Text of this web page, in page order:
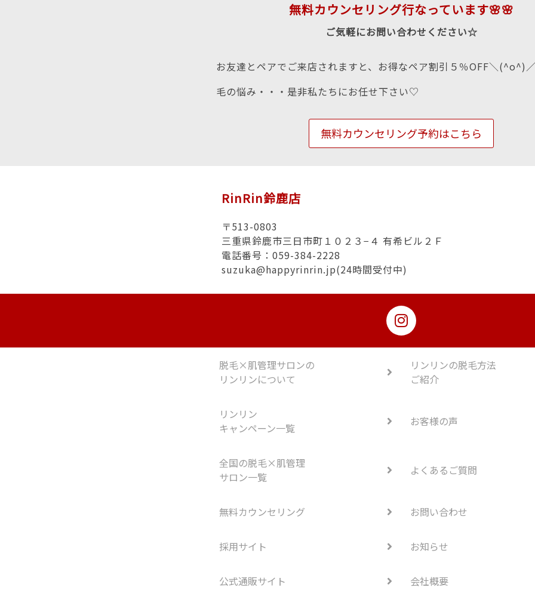
無料カウンセリング行なっています🌸🌸
ご気軽にお問い合わせください☆
お友達とペアでご来店されますと、お得なペア割引５％OFF＼(^o^)／
毛の悩み・・・是非私たちにお任せ下さい♡
無料カウンセリング予約はこちら
RinRin鈴鹿店
〒513-0803
三重県鈴鹿市三日市町１０２３−４ 有希ビル２Ｆ
電話番号：059-384-2228
suzuka@happyrinrin.jp(24時間受付中)
脱毛×肌管理サロンの
リンリンについて
リンリンの脱毛方法
ご紹介
リンリン
キャンペーン一覧
お客様の声
全国の脱毛×肌管理
サロン一覧
よくあるご質問
無料カウンセリング お問い合わせ
採用サイト お知らせ
公式通販サイト 会社概要